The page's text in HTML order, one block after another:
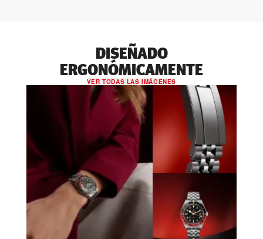
DISEÑADO
ERGONÓMICAMENTE
VER TODAS LAS IMÁGENES